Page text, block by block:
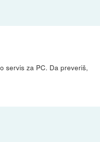
servis za PC. Da preveriš,